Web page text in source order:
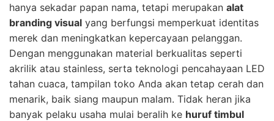
hanya sekadar papan nama, tetapi merupakan alat
branding visual yang berfungsi memperkuat identitas
merek dan meningkatkan kepercayaan pelanggan.
Dengan menggunakan material berkualitas seperti
akrilik atau stainless, serta teknologi pencahayaan LED
tahan cuaca, tampilan toko Anda akan tetap cerah dan
menarik, baik siang maupun malam. Tidak heran jika
banyak pelaku usaha mulai beralih ke huruf timbul